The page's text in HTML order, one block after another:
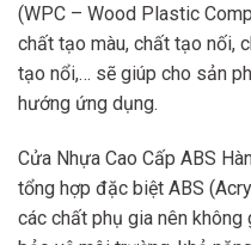
(WPC – Wood Plastic
chất tạo màu, chất tạo nối,
tạo nổi,… sẽ giúp cho sản
hướng ứng dụng.
Cửa Nhựa Cao Cấp ABS
tổng hợp đặc biệt ABS
các chất phụ gia nên